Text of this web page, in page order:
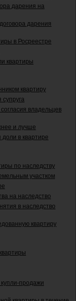
дарения на
дарения
в Росреестре
квартиры
квартиру
владельцев
и лучше
в квартире
по наследству
участком
на наследство
в наследство
квартиру
продажи